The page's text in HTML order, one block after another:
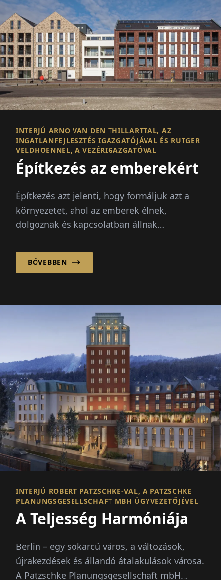
INTERJÚ ARNO VAN DEN THILLARTTAL, AZ
INGATLANFEJLESZTÉS IGAZGATÓJÁVAL ÉS RUTGER
VELDHOENNEL, A VEZÉRIGAZGATÓVAL
Építkezés az emberekért
Építkezés azt jelenti, hogy formáljuk azt a
környezetet, ahol az emberek élnek,
dolgoznak és kapcsolatban állnak
építkezés többről szól, mint...
BŐVEBBEN
INTERJÚ ROBERT PATZSCHKE-VAL, A PATZSCHKE
PLANUNGSGESELLSCHAFT MBH ÜGYVEZETŐJÉVEL
A Teljesség Harmóniája
Berlin – egy sokarcú város, a változások,
újrakezdések és állandó átalakulások városa.
A Patzschke Planungsgesellschaft mbH